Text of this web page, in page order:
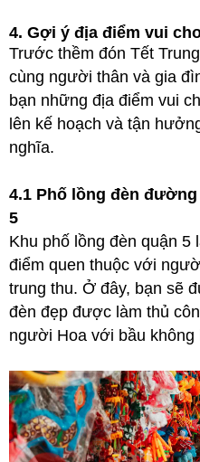
4. Gợi ý địa điểm vui
Trước thềm đón Tết
cùng người thân và gia
bạn những địa điểm vui
lên kế hoạch và tận
nghĩa.
4.1 Phố lồng đèn
5
Khu phố lồng đèn quận 5
điểm quen thuộc với
trung thu. Ở đây, bạn sẽ
đèn đẹp được làm thủ
người Hoa với bầu không